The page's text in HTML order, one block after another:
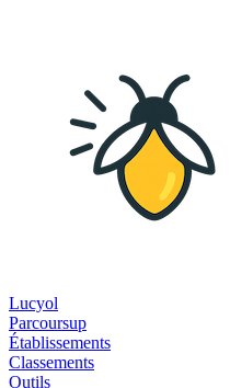
Lucyol
Parcoursup
Établissements
Classements
Outils